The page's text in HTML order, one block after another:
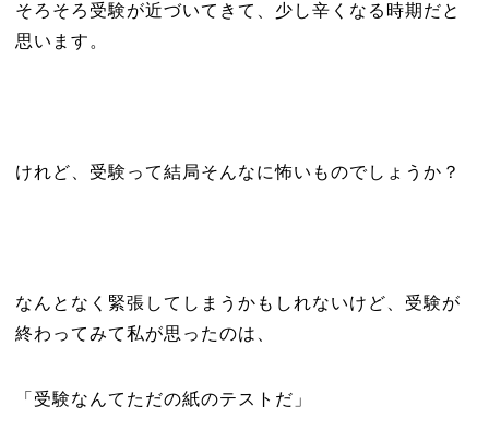
そろそろ受験が近づいてきて、少し辛くなる時期だと
思います。
けれど、受験って結局そんなに怖いものでしょうか？
なんとなく緊張してしまうかもしれないけど、受験が
終わってみて私が思ったのは、
「受験なんてただの紙のテストだ」